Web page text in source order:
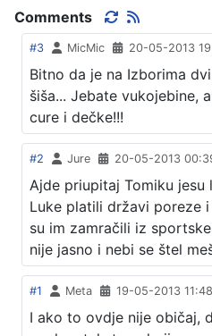
Comments
#3 MicMic 20-05-2013
Bitno da je na Izborima
šiša... Jebate vukojebine,
cure i dečke!!!
#2 Jure 20-05-2013
Ajde priupitaj Tomiku jesu
Luke platili državi poreze
su im zamračili iz
nije jasno i nebi se štel
#1 Meta 19-05-2013 11:48
I ako to ovdje nije običaj,